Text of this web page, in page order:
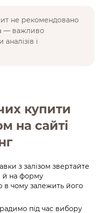
не рекомендовано
— важливо
і
купити
на сайті
з залізом звертайте
й на форму
в чому залежить його
під час вибору